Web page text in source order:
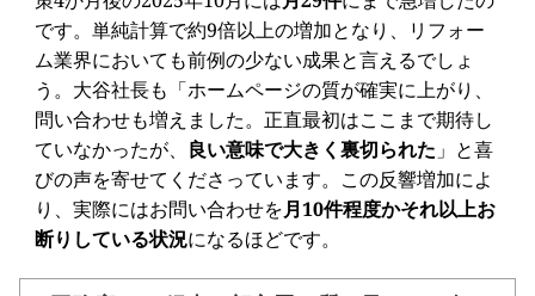
です。単純計算で約9倍以上の増加となり、リフォー
ム業界においても前例の少ない成果と言えるでしょ
う。大谷社長も「ホームページの質が確実に上がり、
問い合わせも増えました。正直最初はここまで期待し
ていなかったが、 良い意味で大きく裏切られた 」と喜
びの声を寄せてくださっています。この反響増加によ
り、実際にはお問い合わせを月10件程度かそれ以上お
断りしている状況になるほどです。